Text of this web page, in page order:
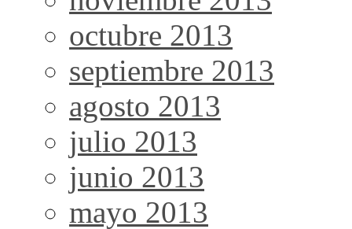
octubre 2013
septiembre 2013
agosto 2013
julio 2013
junio 2013
mayo 2013